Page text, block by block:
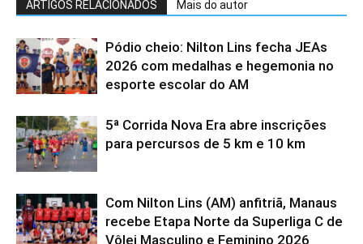
ARTIGOS RELACIONADOS Mais do autor
Pódio cheio: Nilton Lins fecha JEAs
2026 com medalhas e hegemonia no
esporte escolar do AM
5ª Corrida Nova Era abre inscrições
para percursos de 5 km e 10 km
Com Nilton Lins (AM) anfitriã, Manaus
recebe Etapa Norte da Superliga C de
Vôlei Masculino e Feminino 2026